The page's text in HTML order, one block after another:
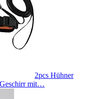
2pcs Hühner
Geschirr mit…